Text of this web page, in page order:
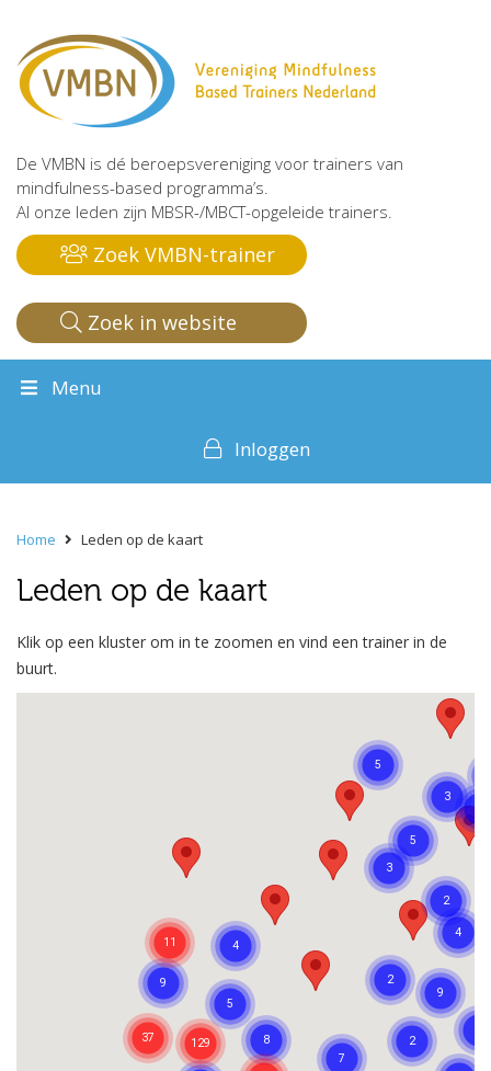
De VMBN is dé beroepsvereniging voor trainers van
mindfulness-based programma’s.
Al onze leden zijn MBSR-/MBCT-opgeleide trainers.
Zoek VMBN-trainer
Zoek in website
Menu
Inloggen
Home Leden op de kaart
Leden op de kaart
Klik op een kluster om in te zoomen en vind een trainer in de
buurt.